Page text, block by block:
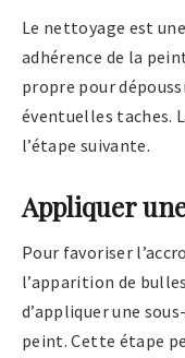
Le nettoyage est
adhérence de la
propre pour
éventuelles taches.
l’étape suivante.
Appliquer
Pour favoriser
l’apparition de
d’appliquer une
peint. Cette étape